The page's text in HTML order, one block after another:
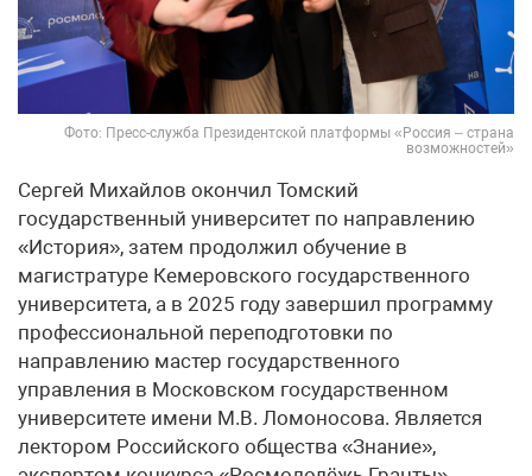
Фото: Пресс-служба Президентской платформы «Россия – страна
возможностей»
Сергей Михайлов окончил Томский
государственный университет по направлению
«История», затем продолжил обучение в
магистратуре Кемеровского государственного
университета, а в 2025 году завершил программу
профессиональной переподготовки по
направлению мастер государственного
управления в Московском государственном
университете имени М.В. Ломоносова. Является
лектором Российского общества «Знание»,